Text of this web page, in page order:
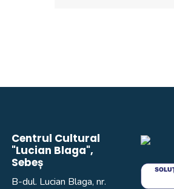
Centrul Cultural
"Lucian Blaga",
Sebeș
B-dul. Lucian Blaga, nr.